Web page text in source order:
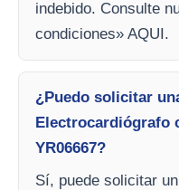
indebido. Consulte
condiciones» AQUI.
¿Puedo solicitar
Electrocardiógrafo
YR06667?
Sí, puede solicitar